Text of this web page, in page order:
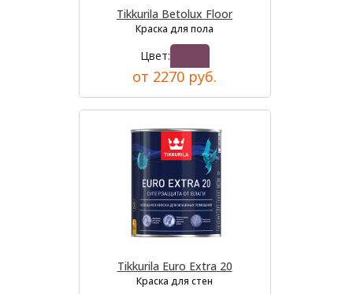
Tikkurila Betolux Floor
Краска для пола
Цвет:
от 2270 руб.
Tikkurila Euro Extra 20
Краска для стен